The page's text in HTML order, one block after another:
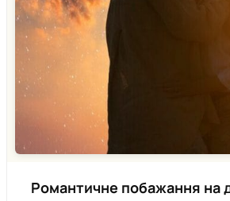
Романтичне побажання на